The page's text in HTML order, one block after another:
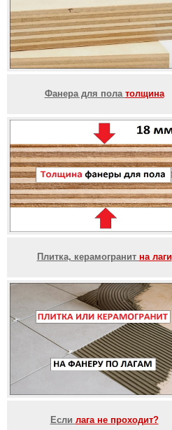
Фанера для пола толщина
Плитка, керамогранит на лаги
Если лага не проходит?